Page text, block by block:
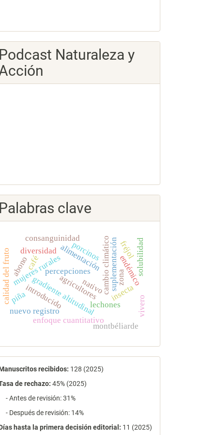
Podcast Naturaleza y
Palabras clave
mujeres ruralespercepciones cambio climático
gradiente altitudinal
enfoque cuantitativo
agricultores
alimentación suplementación
porcinos
lechones
diversidad
insecta
endémico
nativo
introducido
nuevo registro
calidad del frutopiña
consanguinidad
montbéliarde
solubilidad
café
abono
vivero
fréjol
zona
recibidos: 128 (2025)
de rechazo: 45% (2025)
- Antes de revisión: 31%
- Después de revisión: 14%
hasta la primera decisión editorial: 11 (2025)